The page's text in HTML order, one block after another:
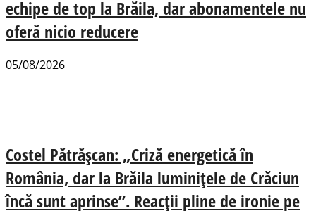
echipe de top la Brăila, dar abonamentele nu
oferă nicio reducere
05/08/2026
Costel Pătrășcan: „Criză energetică în
România, dar la Brăila luminițele de Crăciun
încă sunt aprinse”. Reacții pline de ironie pe